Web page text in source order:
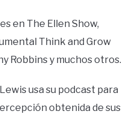
en The Ellen Show,
Think and Grow
Robbins y muchos otros.
usa su podcast para
obtenida de sus